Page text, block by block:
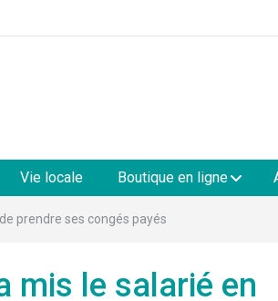
Vie locale Boutique en ligne
prendre ses congés payés
mis le salarié en